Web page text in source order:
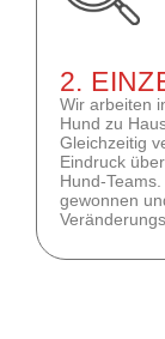
2.
Wir arbeiten
Hund zu
Gleichzeitig
Eindruck
Hund-
gewonnen